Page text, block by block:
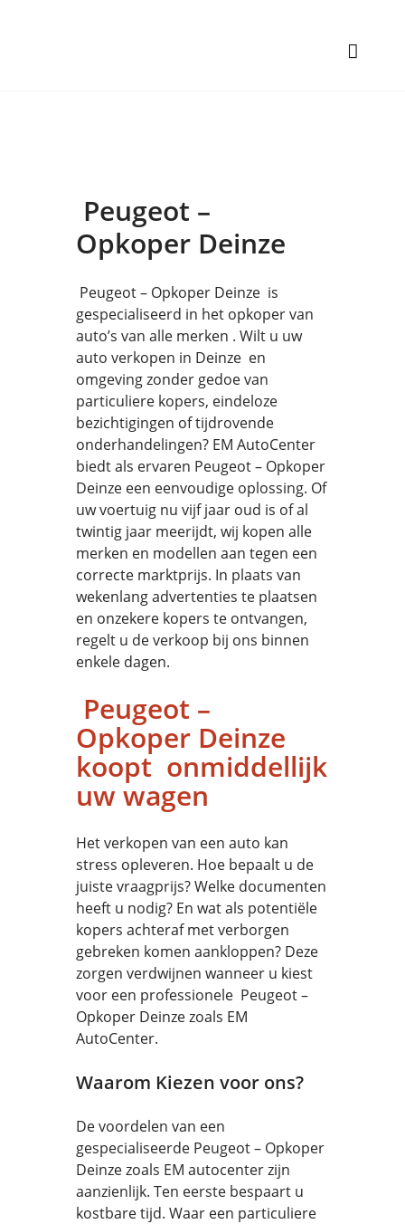
Peugeot –
Opkoper Deinze
Peugeot – Opkoper Deinze is
gespecialiseerd in het opkoper van
auto’s van alle merken . Wilt u uw
auto verkopen in Deinze en
omgeving zonder gedoe van
particuliere kopers, eindeloze
bezichtigingen of tijdrovende
onderhandelingen? EM AutoCenter
biedt als ervaren Peugeot – Opkoper
Deinze een eenvoudige oplossing. Of
uw voertuig nu vijf jaar oud is of al
twintig jaar meerijdt, wij kopen alle
merken en modellen aan tegen een
correcte marktprijs. In plaats van
wekenlang advertenties te plaatsen
en onzekere kopers te ontvangen,
regelt u de verkoop bij ons binnen
enkele dagen.
Peugeot –
Opkoper Deinze
koopt onmiddellijk
uw wagen
Het verkopen van een auto kan
stress opleveren. Hoe bepaalt u de
juiste vraagprijs? Welke documenten
heeft u nodig? En wat als potentiële
kopers achteraf met verborgen
gebreken komen aankloppen? Deze
zorgen verdwijnen wanneer u kiest
voor een professionele Peugeot –
Opkoper Deinze zoals EM
AutoCenter.
Waarom Kiezen voor ons?
De voordelen van een
gespecialiseerde Peugeot – Opkoper
Deinze zoals EM autocenter zijn
aanzienlijk. Ten eerste bespaart u
kostbare tijd. Waar een particuliere